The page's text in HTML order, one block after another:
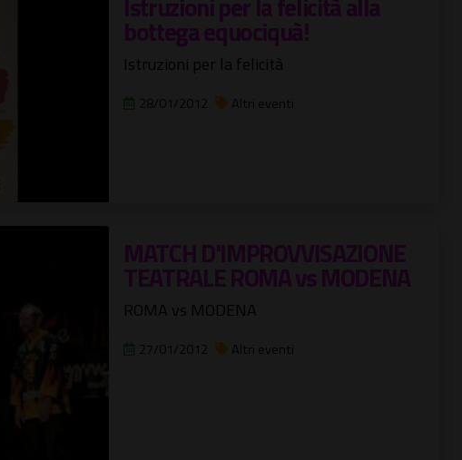
bottega equociquà!
Istruzioni per la felicità
28/01/2012 Altri eventi
MATCH D'IMPROVVISAZIONE
TEATRALE ROMA vs MODENA
ROMA vs MODENA
27/01/2012 Altri eventi